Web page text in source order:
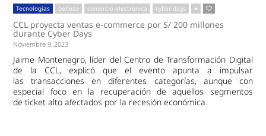
Tecnologías belleza comercio electrónica cyber days
CCL proyecta ventas e-commerce por S/ 200 millones
durante Cyber Days
Noviembre 9, 2023
Jaime Montenegro, líder del Centro de Transformación Digital
de la CCL, explicó que el evento apunta a impulsar
las transacciones en diferentes categorías, aunque con
especial foco en la recuperación de aquellos segmentos
de ticket alto afectados por la recesión económica.